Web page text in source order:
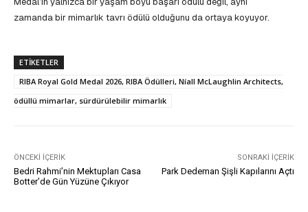
zamanda bir mimarlık tavrı ödülü olduğunu da ortaya koyuyor.
ETIKETLER
RIBA Royal Gold Medal 2026, RIBA Ödülleri, Níall McLaughlin Architects,
ödüllü mimarlar, sürdürülebilir mimarlık
ÖNCEKI İÇERIK
Bedri Rahmi’nin Mektupları Casa
Botter’de Gün Yüzüne Çıkıyor
SONRAKI İÇERIK
Park Dedeman Şişli Kapılarını Açtı